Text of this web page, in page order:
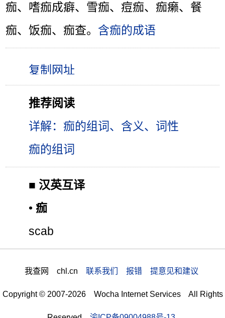
痂、嗜痂成癖、雪痂、痘痂、痂癞、餐
痂、饭痂、痂查。 含痂的成语
推荐阅读
详解：痂的组词、含义、词性
痂的组词
■ 汉英互译
•痂
scab
我查网 chl.cn 联系我们 报错 提意见和建议
Copyright © 2007-2026 Wocha Internet Services All Rights